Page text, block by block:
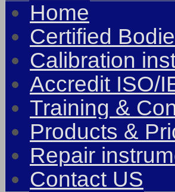
Home
Certified
Calibration
Accredit ISO/
Training &
Products &
Repair
Contact US